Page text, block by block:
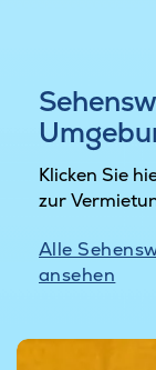
Klicken Sie
zur
Alle
ansehen